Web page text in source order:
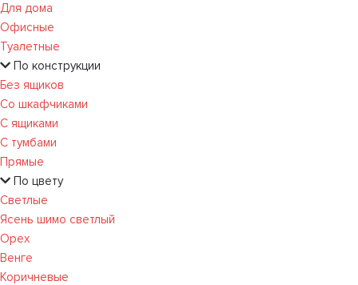
Для дома
Офисные
Туалетные
По конструкции
Без ящиков
Со шкафчиками
С ящиками
С тумбами
Прямые
По цвету
Светлые
Ясень шимо светлый
Орех
Венге
Коричневые